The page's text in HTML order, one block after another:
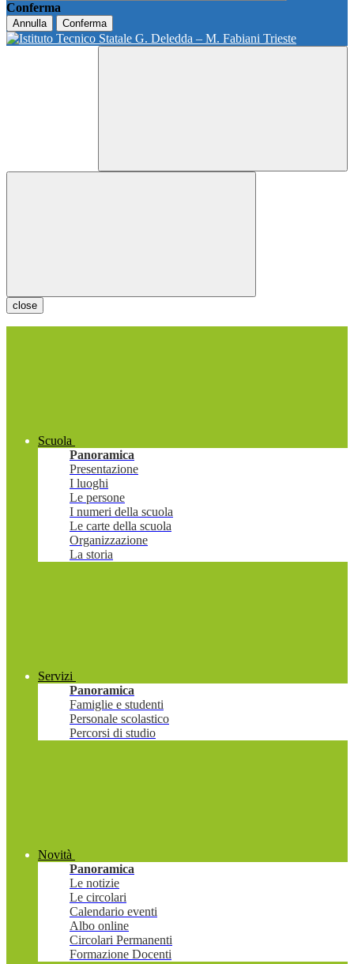
Conferma
Annulla Conferma
close
Scuola
Panoramica
Presentazione
I luoghi
Le persone
I numeri della scuola
Le carte della scuola
Organizzazione
La storia
Servizi
Panoramica
Famiglie e studenti
Personale scolastico
Percorsi di studio
Novità
Panoramica
Le notizie
Le circolari
Calendario eventi
Albo online
Circolari Permanenti
Formazione Docenti